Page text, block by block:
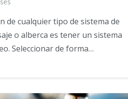
de cualquier tipo de sistema de
o alberca es tener un sistema
Seleccionar de forma…